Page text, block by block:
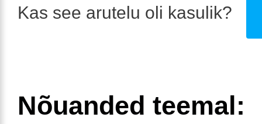
Kas see arutelu oli kasulik?
Nõuanded teemal: